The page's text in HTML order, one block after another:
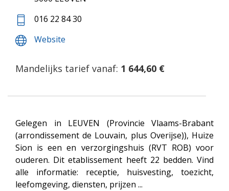
016 22 84 30
Website
Mandelijks tarief vanaf: 1 644,60 €
Gelegen in LEUVEN (Provincie Vlaams-Brabant
(arrondissement de Louvain, plus Overijse)), Huize
Sion is een en verzorgingshuis (RVT ROB) voor
ouderen. Dit etablissement heeft 22 bedden. Vind
alle informatie: receptie, huisvesting, toezicht,
leefomgeving, diensten, prijzen ...